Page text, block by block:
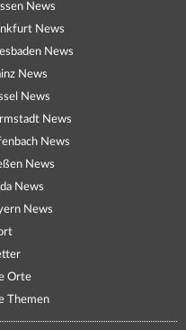
News
News
News
News
News
News
News
News
News
News
Orte
Themen